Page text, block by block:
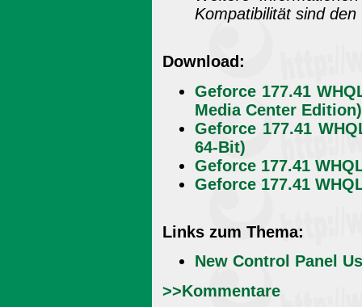
Kompatibilität sind
Download:
Geforce 177.41
Media Center Edition)
Geforce 177.41
64-Bit)
Geforce 177.41
Geforce 177.41
Links zum Thema:
New Control Panel
>>Kommentare